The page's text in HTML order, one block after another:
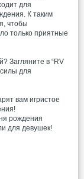
для
К таким
чтобы
только приятные
Загляните в “RV
для
вам игристое
рождения
для девушек!